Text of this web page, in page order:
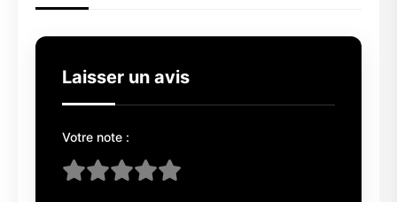
Laisser un avis
Votre note :